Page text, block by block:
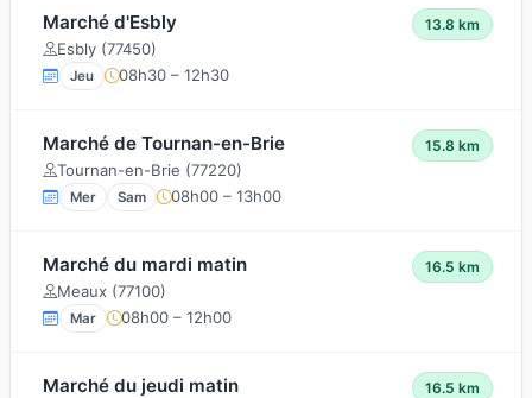
Marché d'Esbly
Esbly (77450)
13.8 km
Jeu 08h30 – 12h30
Marché de Tournan-en-Brie
Tournan-en-Brie (77220)
15.8 km
Mer Sam 08h00 – 13h00
Marché du mardi matin
Meaux (77100)
16.5 km
Mar 08h00 – 12h00
Marché du jeudi matin 16.5 km